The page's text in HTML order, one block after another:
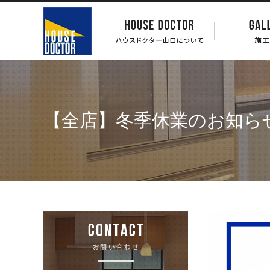
【全店】冬季休業のお知ら